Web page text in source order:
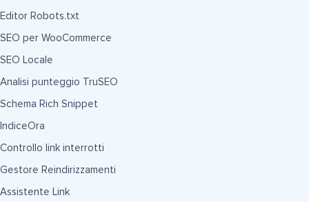
Editor Robots.txt
SEO per WooCommerce
SEO Locale
Analisi punteggio TruSEO
Schema Rich Snippet
IndiceOra
Controllo link interrotti
Gestore Reindirizzamenti
Assistente Link